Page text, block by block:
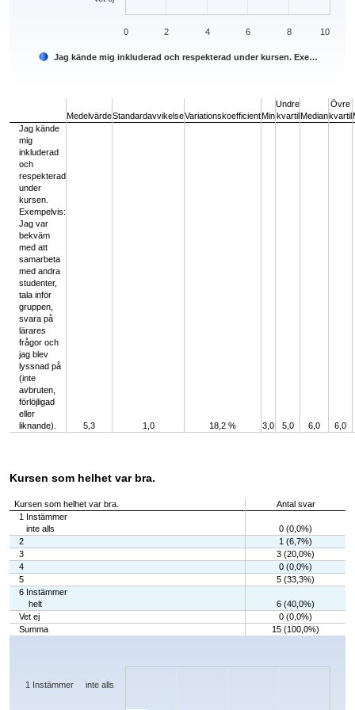
Jag kände mig inkluderad och respekterad under kursen. Exe…
0 2 4 6 8 10
MedelvärdeStandardavvikelseVariationskoefficientMin
Undre
kvartil Median
Övre
kvartil
Jag kände
mig
inkluderad
och
respekterad
under
kursen.
Exempelvis:
Jag var
bekväm
med att
samarbeta
med andra
studenter,
tala inför
gruppen,
svara på
lärares
frågor och
jag blev
lyssnad på
(inte
avbruten,
förlöjligad
eller
liknande).
5,3 1,0 18,2 % 3,0 5,0 6,0 6,0
Kursen som helhet var bra.
Kursen som helhet var bra.
Antal svar
1 Instämmer
inte alls
0 (0,0%)
2
1 (6,7%)
3
3 (20,0%)
4
0 (0,0%)
5
5 (33,3%)
6 Instämmer
helt
6 (40,0%)
Vet ej
0 (0,0%)
Summa
15 (100,0%)
Chart
The chart has 1 X axis displaying categories.
1 Instämmer inte alls